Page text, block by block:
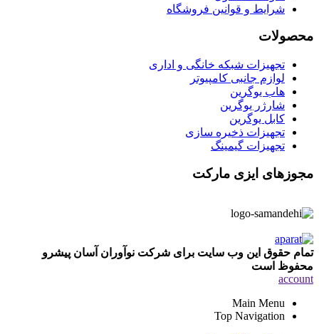
شرایط و قوانین فروشگاه
محصولات
تجهیزات شبکه خانگی و اداری
لوازم جانبی کامپیوتر
هاب یوگرین
شارژر یوگرین
کابل یوگرین
تجهیزات ذخیره سازی
تجهیزات گیمینگ
مجوزهای ایزی مارکت
تمام حقوق این وب سایت برای شرکت نوآوران آسان پیشرو
محفوظ است
account
Main Menu
Top Navigation